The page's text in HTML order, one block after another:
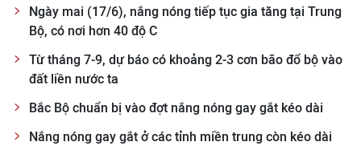
Ngày mai (17/6), nắng nóng tiếp tục gia tăng tại Trung
Bộ, có nơi hơn 40 độ C
Từ tháng 7-9, dự báo có khoảng 2-3 cơn bão đổ bộ vào
đất liền nước ta
Bắc Bộ chuẩn bị vào đợt nắng nóng gay gắt kéo dài
Nắng nóng gay gắt ở các tỉnh miền trung còn kéo dài